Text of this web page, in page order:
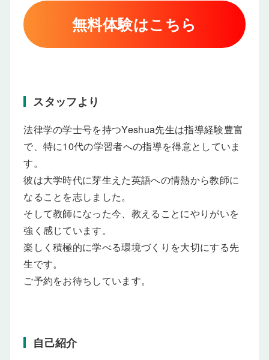
無料体験はこちら
スタッフより
法律学の学士号を持つYeshua先生は指導経験豊富
で、特に10代の学習者への指導を得意としていま
す。
彼は大学時代に芽生えた英語への情熱から教師に
なることを志しました。
そして教師になった今、教えることにやりがいを
強く感じています。
楽しく積極的に学べる環境づくりを大切にする先
生です。
ご予約をお待ちしています。
自己紹介